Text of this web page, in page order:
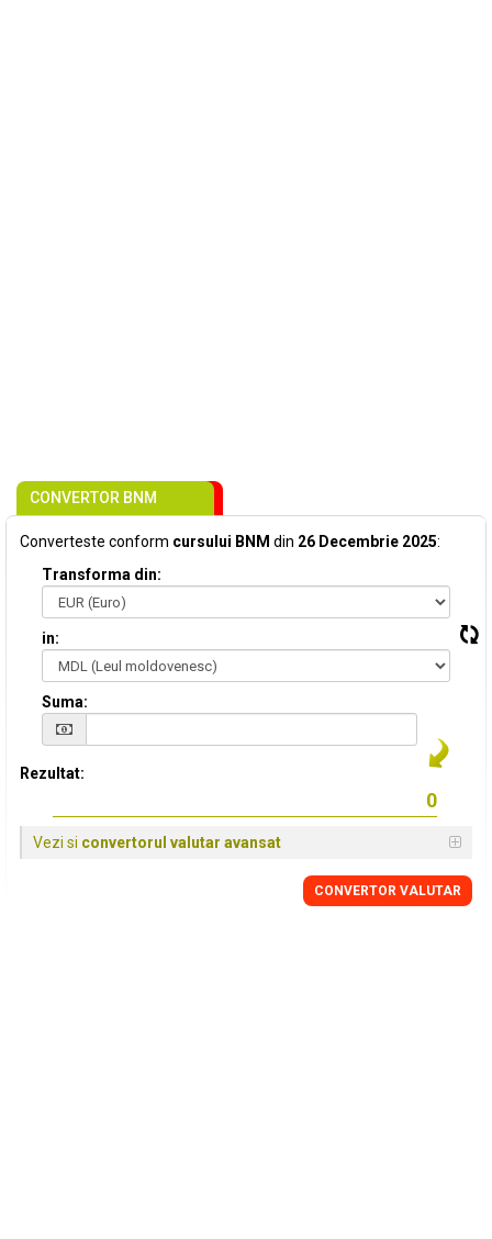
CONVERTOR BNM
Converteste conform cursului BNM din 26 Decembrie 2025:
Transforma din:
in:
Suma:
Rezultat:
Vezi si convertorul valutar avansat
CONVERTOR VALUTAR